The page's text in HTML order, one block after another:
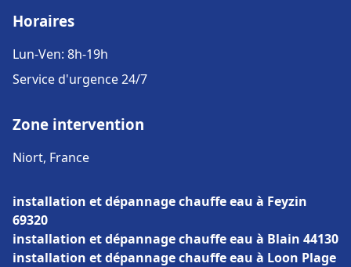
Horaires
Lun-Ven: 8h-19h
Service d'urgence 24/7
Zone intervention
Niort, France
installation et dépannage chauffe eau à Feyzin
69320
installation et dépannage chauffe eau à Blain 44130
installation et dépannage chauffe eau à Loon Plage